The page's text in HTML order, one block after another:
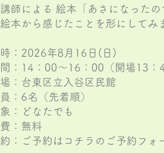
師 による 絵本 「あさになった
本から感じたことを形にしてみ
：2026年8月16日(日)
：14：00～16：00（開場13：
： 台東区立入谷区民館
：6名（先着順）
：どなたでも
：無料
約：ご予約はコチラのご予約フォ